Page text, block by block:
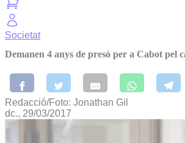
Societat
Demanen 4 anys de presó per a Cabot pel
Redacció/Foto: Jonathan Gil
dc., 29/03/2017